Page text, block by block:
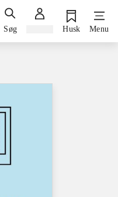
Søg Husk Menu